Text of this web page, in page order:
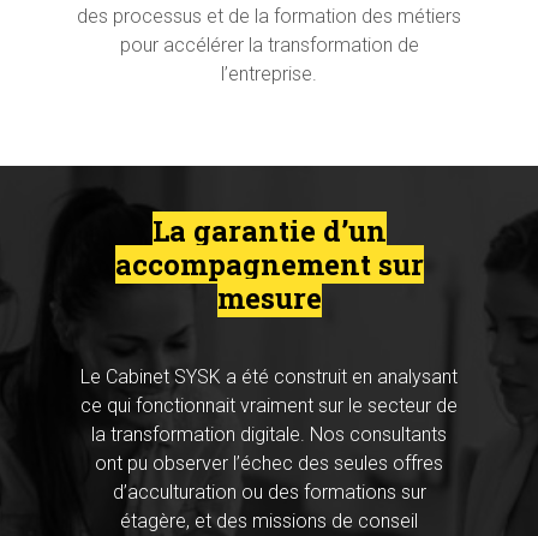
Hit enter to search or ESC to close
des processus et de la formation des métiers
pour accélérer la transformation de
l’entreprise.
La garantie d’un
accompagnement sur
mesure
Le Cabinet SYSK a été construit en analysant
ce qui fonctionnait vraiment sur le secteur de
la transformation digitale. Nos consultants
ont pu observer l’échec des seules offres
d’acculturation ou des formations sur
étagère, et des missions de conseil